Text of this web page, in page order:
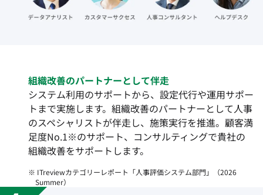
組織改善のパートナーとして伴走
システム利用のサポートから、設定代行や運用サポー
トまで実施します。組織改善のパートナーとして人事
のスペシャリストが伴走し、施策実行を推進。顧客満
足度No.1※のサポート、コンサルティングで貴社の
組織改善をサポートします。
※ ITreviewカテゴリーレポート「人事評価システム部門」（2026
Summer）